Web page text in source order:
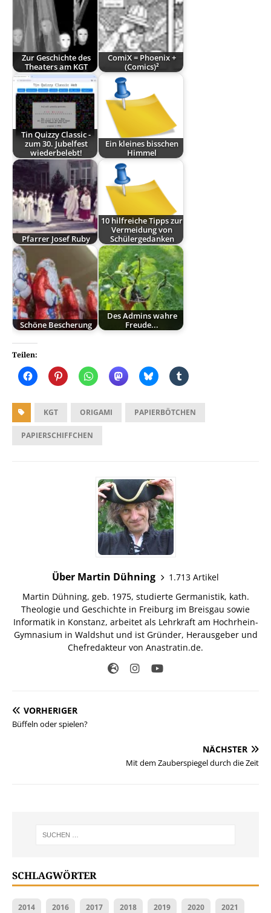
Zur Geschichte des
Theaters am KGT
ComiX = Phoenix +
(Comics)²
Tin Quizzy Classic -
zum 30. Jubelfest
wiederbelebt!
Ein kleines bisschen
Himmel
Pfarrer Josef Ruby
10 hilfreiche Tipps zur
Vermeidung von
Schülergedanken
Schöne Bescherung
Des Admins wahre
Freude...
Teilen:
KGT ORIGAMI PAPIERBÖTCHEN
PAPIERSCHIFFCHEN
Über Martin Dühning
1.713 Artikel
Martin Dühning, geb. 1975, studierte Germanistik, kath.
Theologie und Geschichte in Freiburg im Breisgau sowie
Informatik in Konstanz, arbeitet als Lehrkraft am Hochrhein-
Gymnasium in Waldshut und ist Gründer, Herausgeber und
Chefredakteur von Anastratin.de.
VORHERIGER
Büffeln oder spielen?
NÄCHSTER
Mit dem Zauberspiegel durch die Zeit
SCHLAGWÖRTER
2014 2016 2017 2018 2019 2020 2021